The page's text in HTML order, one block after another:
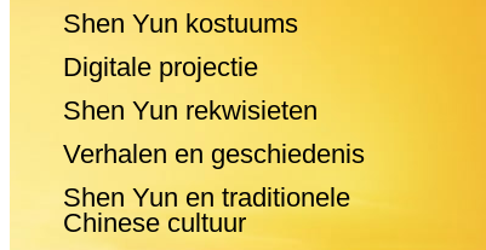
Shen Yun kostuums
Digitale projectie
Shen Yun rekwisieten
Verhalen en geschiedenis
Shen Yun en traditionele
Chinese cultuur